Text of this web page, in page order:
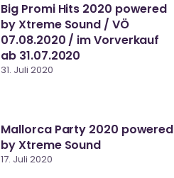
Big Promi Hits 2020 powered
by Xtreme Sound / VÖ
07.08.2020 / im Vorverkauf
ab 31.07.2020
31. Juli 2020
Mallorca Party 2020 powered
by Xtreme Sound
17. Juli 2020